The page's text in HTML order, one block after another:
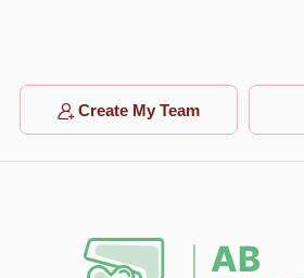
Create My Team